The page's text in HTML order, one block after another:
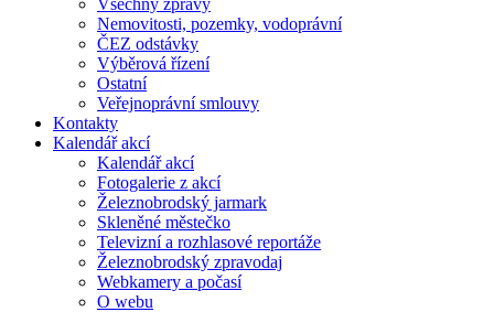
Všechny zprávy
Nemovitosti, pozemky, vodoprávní
ČEZ odstávky
Výběrová řízení
Ostatní
Veřejnoprávní smlouvy
Kontakty
Kalendář akcí
Kalendář akcí
Fotogalerie z akcí
Železnobrodský jarmark
Skleněné městečko
Televizní a rozhlasové reportáže
Železnobrodský zpravodaj
Webkamery a počasí
O webu